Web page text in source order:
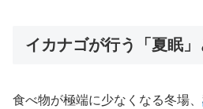
イカナゴが行う「夏眠」
食べ物が極端に少なくなる冬場、